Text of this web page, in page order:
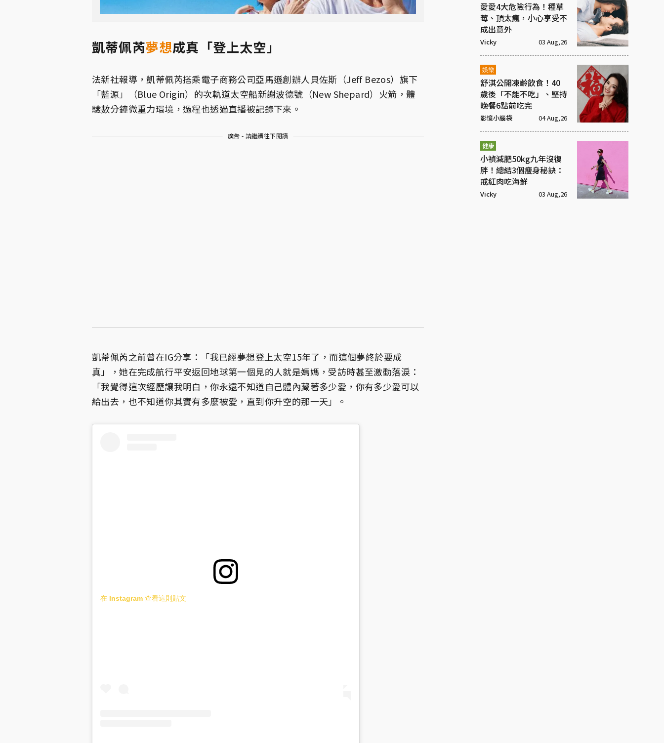
凱蒂佩芮夢想成真「登上太空」
法新社報導，凱蒂佩芮搭乘電子商務公司亞馬遜創辦人貝佐斯（Jeff Bezos）旗下
「藍源」（Blue Origin）的次軌道太空船新謝波德號（New Shepard）火箭，體
驗數分鐘微重力環境，過程也透過直播被記錄下來。
廣告 - 請繼續往下閱讀
凱蒂佩芮之前曾在IG分享：「我已經夢想登上太空15年了，而這個夢終於要成
真」，她在完成航行平安返回地球第一個見的人就是媽媽，受訪時甚至激動落淚：
「我覺得這次經歷讓我明白，你永遠不知道自己體內藏著多少愛，你有多少愛可以
給出去，也不知道你其實有多麼被愛，直到你升空的那一天」。
在 Instagram 查看這則貼文
愛愛4大危險行為！種草
莓、頂太瘋，小心享受不
成出意外
Vicky 03 Aug,26
娛樂
舒淇公開凍齡飲食！40
歲後「不能不吃」、堅持
晚餐6點前吃完
影憶小腦袋 04 Aug,26
健康
小禎減肥50kg九年沒復
胖！總結3個瘦身秘訣：
戒紅肉吃海鮮
Vicky 03 Aug,26